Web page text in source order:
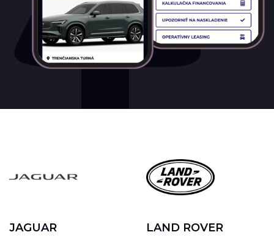
JAGUAR LAND ROVER